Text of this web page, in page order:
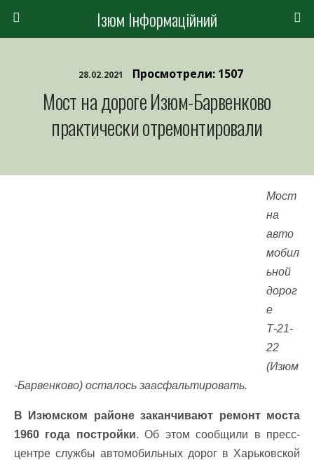
Ізюм Інформаційний
28.02.2021 Просмотрели: 1507
Мост на дороге Изюм-Барвенково
практически отремонтировали
Мост
на
авто
мобил
ьной
дорог
е
Т-21-
22
(Изюм
-Барвенково) осталось заасфальтировать.
В Изюмском районе заканчивают ремонт моста
1960 года постройки. Об этом сообщили в пресс-
центре службы автомобильных дорог в Харьковской